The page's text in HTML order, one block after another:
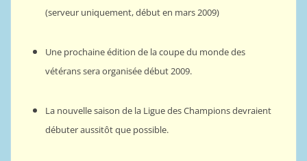
(serveur uniquement, début en mars 2009)
Une prochaine édition de la coupe du monde des
vétérans sera organisée début 2009.
La nouvelle saison de la Ligue des Champions devraient
débuter aussitôt que possible.